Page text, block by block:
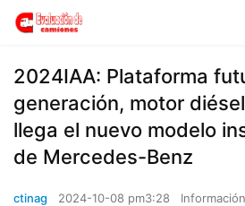
2024IAA: Plataforma
generación, motor
llega el nuevo modelo
de Mercedes-Benz
ctinag 2024-10-08 pm3:28